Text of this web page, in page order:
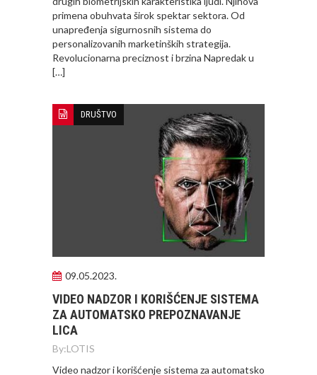
primena obuhvata širok spektar sektora. Od
unapređenja sigurnosnih sistema do
personalizovanih marketinških strategija.
Revolucionarna preciznost i brzina Napredak u
[…]
DRUŠTVO
09.05.2023.
VIDEO NADZOR I KORIŠĆENJE SISTEMA
ZA AUTOMATSKO PREPOZNAVANJE
LICA
By:LOTIS
Video nadzor i korišćenje sistema za automatsko